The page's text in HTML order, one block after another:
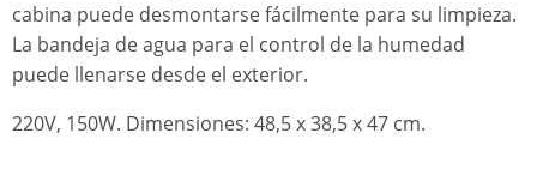
cabina puede desmontarse fácilmente para su limpieza.
La bandeja de agua para el control de la humedad
puede llenarse desde el exterior.
220V, 150W. Dimensiones: 48,5 x 38,5 x 47 cm.